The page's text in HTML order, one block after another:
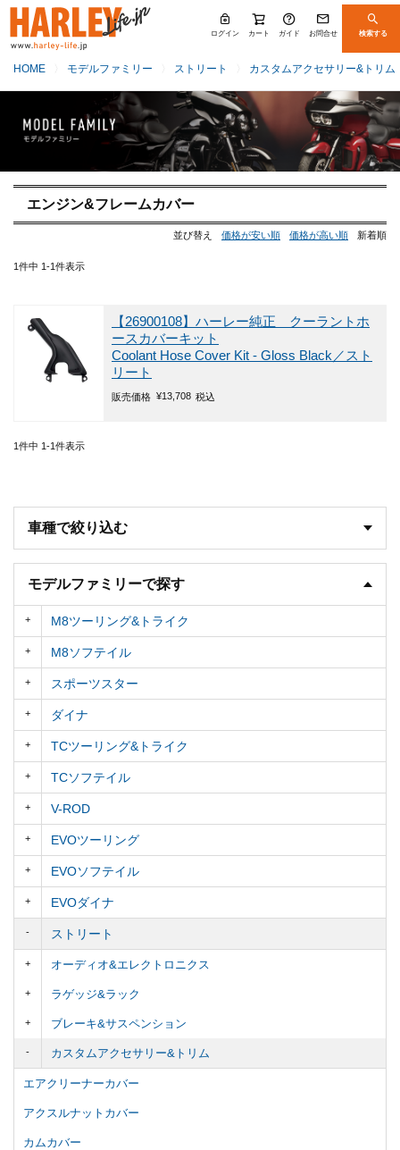
ログイン カート ガイド お問合せ 検索する
HOME モデルファミリー ストリート カスタムアクセサリー&トリム
エンジン&フレームカバー
並び替え 価格が安い順 価格が高い順 新着順
1件中 1-1件表示
【26900108】ハーレー純正 クーラントホ
ースカバーキット
Coolant Hose Cover Kit - Gloss Black／スト
リート
販売価格 ¥13,708 税込
1件中 1-1件表示
車種で絞り込む
モデルファミリーで探す
M8ツーリング&トライク
M8ソフテイル
スポーツスター
ダイナ
TCツーリング&トライク
TCソフテイル
V-ROD
EVOツーリング
EVOソフテイル
EVOダイナ
ストリート
オーディオ&エレクトロニクス
ラゲッジ&ラック
ブレーキ&サスペンション
カスタムアクセサリー&トリム
エアクリーナーカバー
アクスルナットカバー
カムカバー